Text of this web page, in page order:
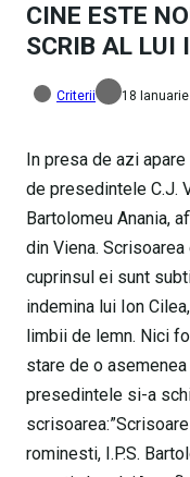
CINE ESTE
SCRIB AL LUI
Criterii 18 Ianuarie
In presa de azi
de presedintele C.J.
Bartolomeu Anania,
din Viena.
cuprinsul ei sunt
indemina lui Ion
limbii de lemn. Nici
stare de o
presedintele si-a
rominesti, I.P.S.